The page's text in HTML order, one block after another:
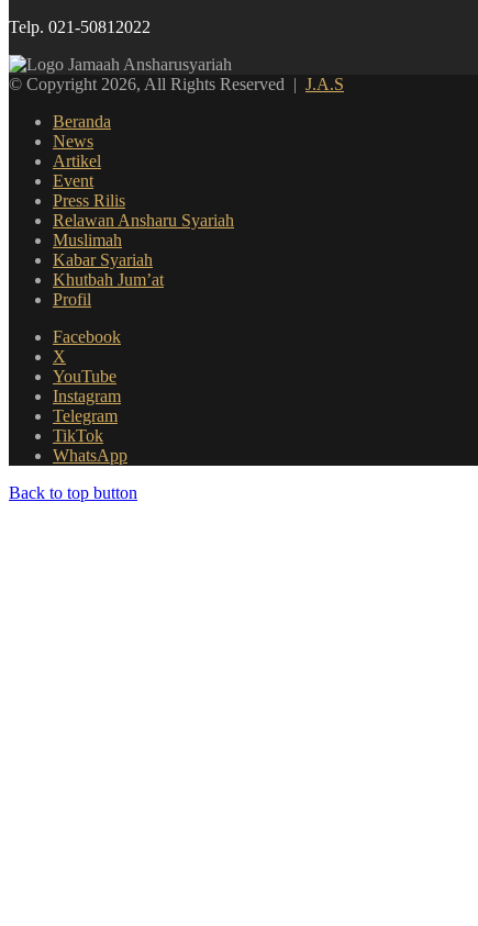
Telp. 021-50812022
© Copyright 2026, All Rights Reserved | J.A.S
Beranda
News
Artikel
Event
Press Rilis
Relawan Ansharu Syariah
Muslimah
Kabar Syariah
Khutbah Jum’at
Profil
Facebook
X
YouTube
Instagram
Telegram
TikTok
WhatsApp
Back to top button